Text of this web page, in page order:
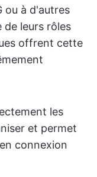
ou à d'autres
de leurs rôles
offrent cette
les
et permet
connexion